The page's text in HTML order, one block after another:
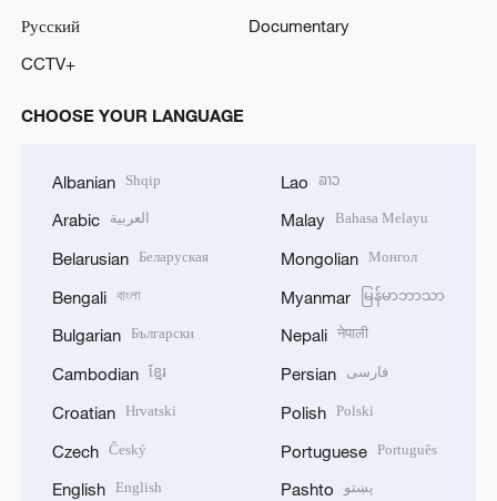
Русский
Documentary
CCTV+
CHOOSE YOUR LANGUAGE
Albanian Shqip
Arabic العربية
Belarusian Беларуская
Bengali বাংলা
Bulgarian Български
Cambodian ខ្មែរ
Croatian Hrvatski
Czech Český
English English
Lao ລາວ
Malay Bahasa Melayu
Mongolian Монгол
Myanmar မြန်မာဘာသာ
Nepali नेपाली
Persian فارسی
Polish Polski
Portuguese Português
Pashto پښتو